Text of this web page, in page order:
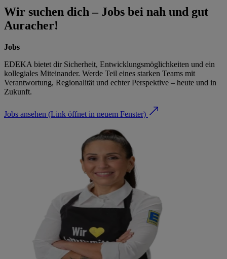
Wir suchen dich – Jobs bei nah und gut
Auracher!
Jobs
EDEKA bietet dir Sicherheit, Entwicklungsmöglichkeiten und ein
kollegiales Miteinander. Werde Teil eines starken Teams mit
Verantwortung, Regionalität und echter Perspektive – heute und in
Zukunft.
Jobs ansehen (Link öffnet in neuem Fenster)